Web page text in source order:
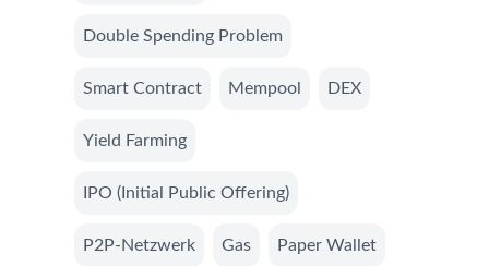
Double Spending Problem
Smart Contract Mempool DEX
Yield Farming
IPO (Initial Public Offering)
P2P-Netzwerk Gas Paper Wallet